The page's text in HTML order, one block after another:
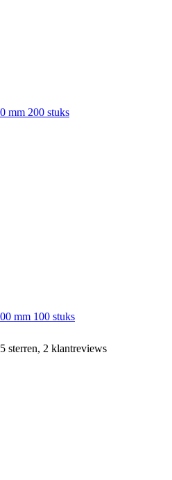
mm 200 stuks
mm 100 stuks
sterren, 2 klantreviews